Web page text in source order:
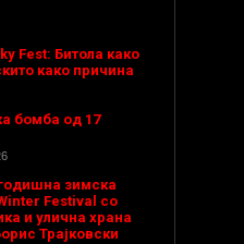
Fest: Битола како
како причина
бомба од 17
зимска
Festival со
и улична храна
Трајковски